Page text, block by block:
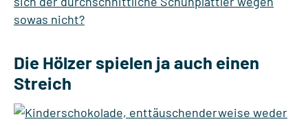
Die Hölzer spielen ja auch einen
Streich